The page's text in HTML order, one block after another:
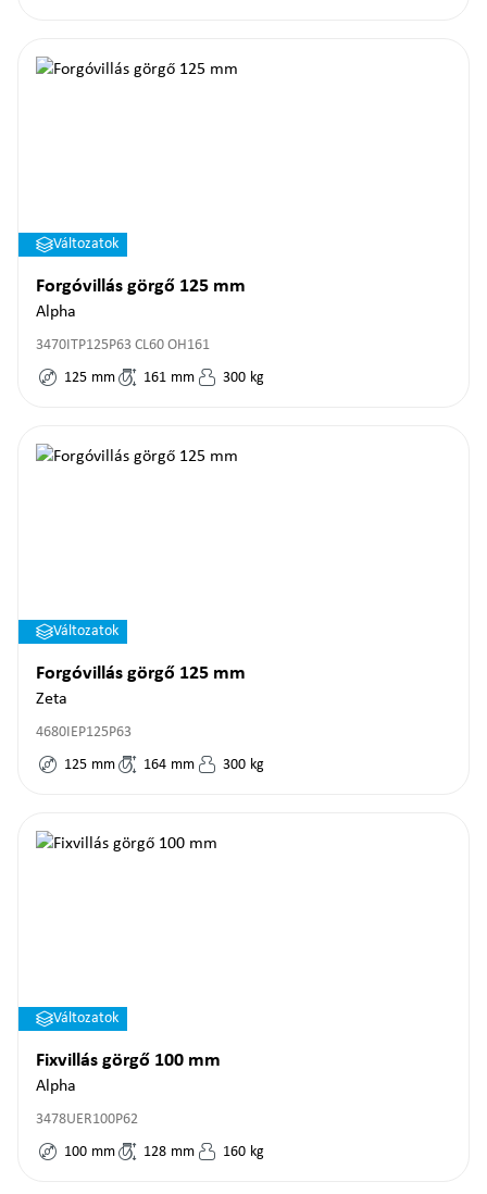
Változatok
Forgóvillás görgő 125 mm
Alpha
3470ITP125P63 CL60 OH161
125 mm 161 mm 300 kg
Változatok
Forgóvillás görgő 125 mm
Zeta
4680IEP125P63
125 mm 164 mm 300 kg
Változatok
Fixvillás görgő 100 mm
Alpha
3478UER100P62
100 mm 128 mm 160 kg